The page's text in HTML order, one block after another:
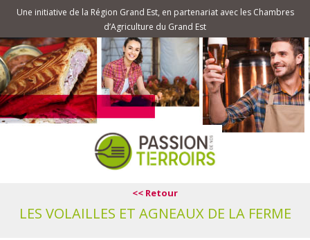
Une initiative de la Région Grand Est, en partenariat avec les Chambres
d’Agriculture du Grand Est
<< Retour
LES VOLAILLES ET AGNEAUX DE LA FERME